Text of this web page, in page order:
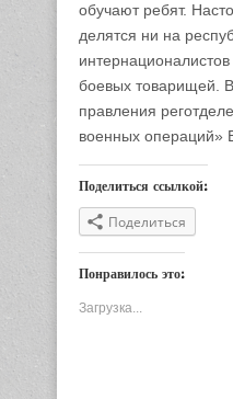
обучают ребят.
делятся ни на
боевых товарищей.
правления
военных операций»
Поделиться ссылкой:
Поделиться
Понравилось это:
Загрузка...